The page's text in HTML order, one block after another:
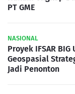
PT GME
NASIONAL
Proyek IFSAR
Geospasial
Jadi Penonton